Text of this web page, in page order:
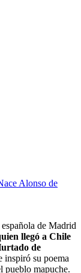
Alonso de
de Madrid
llegó a Chile
de
inspiró su poema
pueblo mapuche.